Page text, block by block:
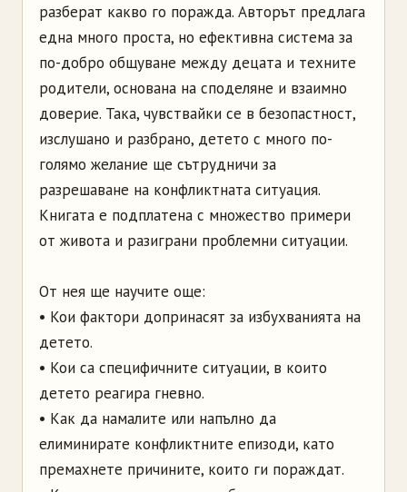
разберат какво го поражда. Авторът предлага
една много проста, но ефективна система за
по-добро общуване между децата и техните
родители, основана на споделяне и взаимно
доверие. Така, чувствайки се в безопастност,
изслушано и разбрано, детето с много по-
голямо желание ще сътрудничи за
разрешаване на конфликтната ситуация.
Книгата е подплатена с множество примери
от живота и разиграни проблемни ситуации.
От нея ще научите още:
• Кои фактори допринасят за избухванията на
детето.
• Кои са специфичните ситуации, в които
детето реагира гневно.
• Как да намалите или напълно да
елиминирате конфликтните епизоди, като
премахнете причините, които ги пораждат.